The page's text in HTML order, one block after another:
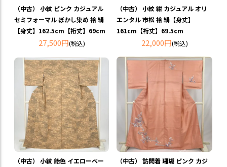
（中古） 小紋 ピンク カジュアル
セミフォーマル ぼかし染め 袷 絹
【身丈】162.5cm【裄丈】69cm
27,500円(税込)
（中古） 小紋 紺 カジュアル オリ
エンタル 市松 袷 絹【身丈】
161cm【裄丈】69.5cm
22,000円(税込)
（中古） 小紋 飴色 イエローベー
（中古） 訪問着 珊瑚 ピンク カジ